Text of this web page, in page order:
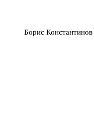
Борис Константинов